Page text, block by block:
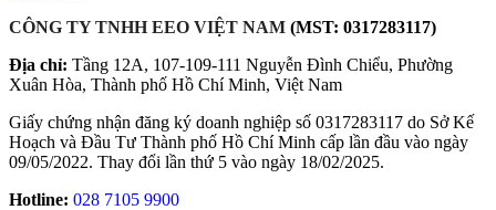
CÔNG TY TNHH EEO VIỆT NAM (MST: 0317283117)
Địa chỉ: Tầng 12A, 107-109-111 Nguyễn Đình Chiểu, Phường
Xuân Hòa, Thành phố Hồ Chí Minh, Việt Nam
Giấy chứng nhận đăng ký doanh nghiệp số 0317283117 do Sở Kế
Hoạch và Đầu Tư Thành phố Hồ Chí Minh cấp lần đầu vào ngày
09/05/2022. Thay đổi lần thứ 5 vào ngày 18/02/2025.
Hotline: 028 7105 9900